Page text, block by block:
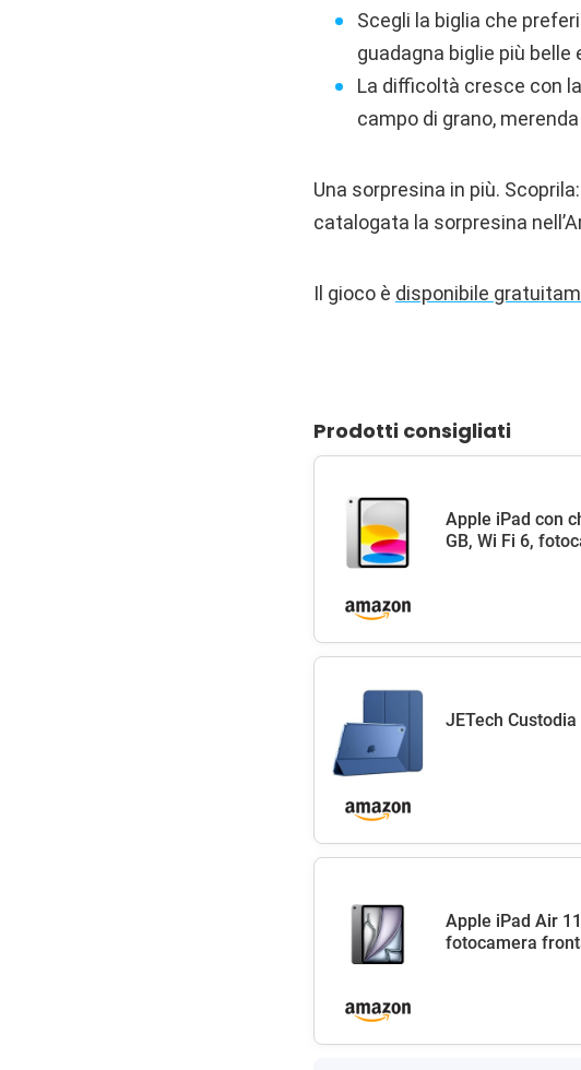
Scegli la biglia che
guadagna biglie più
La difficoltà cresce con
campo di grano,
Una sorpresina in più.
catalogata la sorpresina
Il gioco è disponibile
Prodotti consigliati
Apple iPad con
GB, Wi Fi 6,
JETech
Apple iPad Air
fotocamera